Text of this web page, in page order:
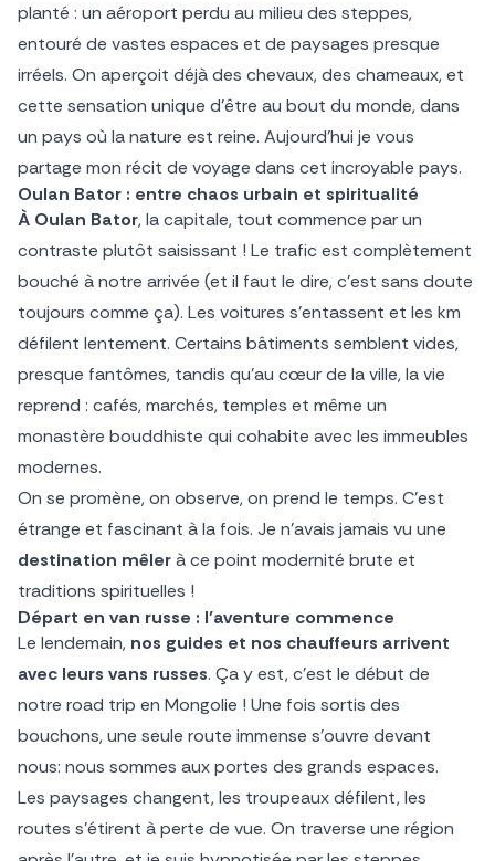
planté : un aéroport perdu au milieu des steppes,
entouré de vastes espaces et de paysages presque
irréels. On aperçoit déjà des chevaux, des chameaux, et
cette sensation unique d’être au bout du monde, dans
un pays où la nature est reine. Aujourd’hui je vous
partage mon récit de voyage dans cet incroyable pays.
Oulan Bator : entre chaos urbain et spiritualité
À Oulan Bator, la capitale, tout commence par un
contraste plutôt saisissant ! Le trafic est complètement
bouché à notre arrivée (et il faut le dire, c’est sans doute
toujours comme ça). Les voitures s’entassent et les km
défilent lentement. Certains bâtiments semblent vides,
presque fantômes, tandis qu’au cœur de la ville, la vie
reprend : cafés, marchés, temples et même un
monastère bouddhiste qui cohabite avec les immeubles
modernes.
On se promène, on observe, on prend le temps. C’est
étrange et fascinant à la fois. Je n’avais jamais vu une
destination mêlerà ce point modernité brute et
traditions spirituelles !
Départ en van russe : l’aventure commence
Le lendemain, nos guides et nos chauffeurs arrivent
avec leurs vans russes. Ça y est, c’est le début de
notre road trip en Mongolie ! Une fois sortis des
bouchons, une seule route immense s’ouvre devant
nous: nous sommes aux portes des grands espaces.
Les paysages changent, les troupeaux défilent, les
routes s’étirent à perte de vue. On traverse une région